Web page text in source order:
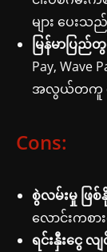
များ ပေးသ
မြန်မာပြည်တွ
Pay, Wave
အလွယ်တကူ
Cons:
စွဲလမ်းမှု ဖြစ်
လောင်းကစာ
ရင်းနှီးငွေ လ